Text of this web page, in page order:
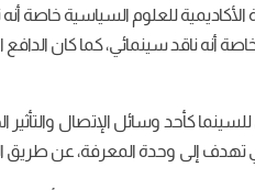
للعلوم السياسية خاصة
ناقد سينمائي، كما كان الدافع
كأحد وسائل الإتصال والتأثير
التي تهدف إلى وحدة المعرفة،